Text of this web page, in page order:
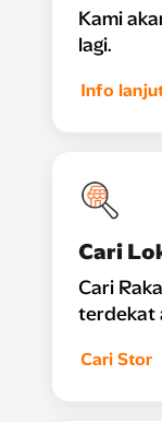
Kami
lagi.
Info
Cari
terdekat
Cari Stor